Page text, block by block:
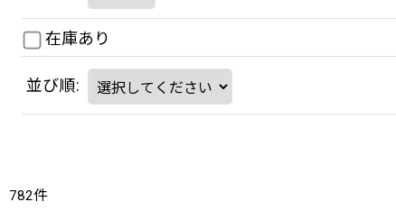
在庫あり
並び順:
782件